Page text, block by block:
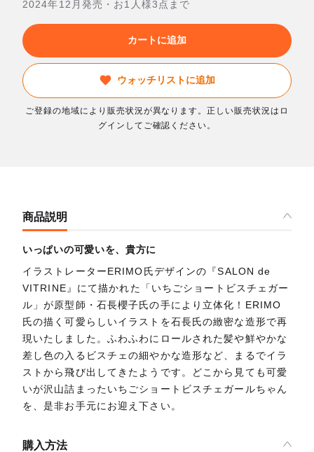
2024年12月発売・お1人様3点まで
カートに追加
ウォッチリストに追加
ご登録の地域により販売状況が異なります。正しい販売状況はロ
グインしてご確認ください。
商品説明
いっぱいの可愛いを、貴方に
イラストレーターERIMO氏デザインの『SALON de
VITRINE』にて描かれた「いちごショートビスチェガー
ル」が原型師・石長櫻子氏の手により立体化！ERIMO
氏の描く可愛らしいイラストを石長氏の緻密な造形で再
現いたしました。ふわふわにロールされた髪や鮮やかな
差し色の入るビスチェの細やかな造形など、まるでイラ
ストから飛び出してきたようです。どこから見ても可愛
いが沢山詰まったいちごショートビスチェガールちゃん
を、是非お手元にお迎え下さい。
購入方法